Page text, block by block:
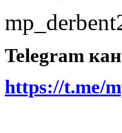
Telegram
https://t.me/